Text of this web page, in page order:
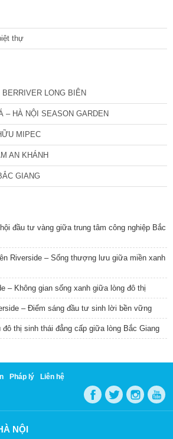
thự
LONG BIÊN
– HÀ NỘI SEASON GARDEN
MIPEC
AN KHÁNH
GIANG
đầu tư vàng giữa trung tâm công nghiệp Bắc
Riverside – Sống thượng lưu giữa miền xanh
– Không gian sống xanh giữa lòng đô thị
– Điểm sáng đầu tư sinh lời bền vững
thị sinh thái đẳng cấp giữa lòng Bắc Giang
Pháp lý Liên hệ
NỘI